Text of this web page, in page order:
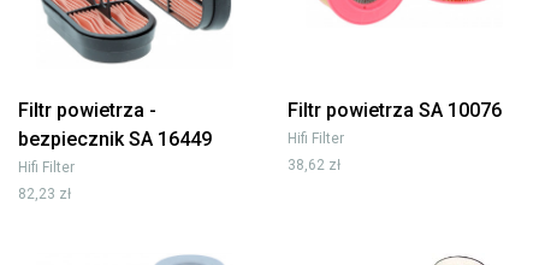
Filtr powietrza -
bezpiecznik SA 16449
Hifi Filter
82,23 zł
Filtr powietrza SA 10076
Hifi Filter
38,62 zł